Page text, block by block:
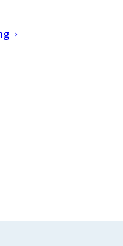
om de
met
samen met
daarbij niet
we de beste